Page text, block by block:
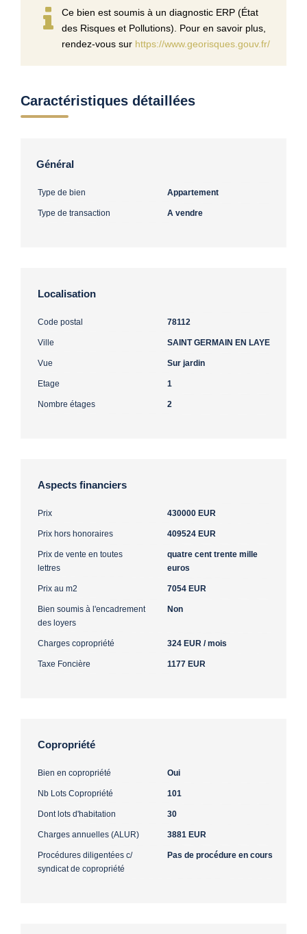
Ce bien est soumis à un diagnostic ERP (État
des Risques et Pollutions). Pour en savoir plus,
rendez-vous sur https://www.georisques.gouv.fr/
Caractéristiques détaillées
Général
Type de bien Appartement
Type de transaction A vendre
Localisation
Code postal 78112
Ville SAINT GERMAIN EN LAYE
Vue Sur jardin
Etage 1
Nombre étages 2
Aspects financiers
Prix 430000 EUR
Prix hors honoraires 409524 EUR
Prix de vente en toutes
lettres
quatre cent trente mille
euros
Prix au m2 7054 EUR
Bien soumis à l'encadrement
des loyers
Non
Charges copropriété 324 EUR / mois
Taxe Foncière 1177 EUR
Copropriété
Bien en copropriété Oui
Nb Lots Copropriété 101
Dont lots d'habitation 30
Charges annuelles (ALUR) 3881 EUR
Procédures diligentées c/
syndicat de copropriété
Pas de procédure en cours